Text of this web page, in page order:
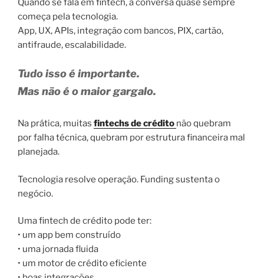
Quando se fala em fintech, a conversa quase sempre
começa pela tecnologia.
App, UX, APIs, integração com bancos, PIX, cartão,
antifraude, escalabilidade.
Tudo isso é importante.
Mas não é o maior gargalo.
Na prática, muitas fintechs de crédito não quebram
por falha técnica, quebram por estrutura financeira mal
planejada.
Tecnologia resolve operação. Funding sustenta o
negócio.
Uma fintech de crédito pode ter:
• um app bem construído
• uma jornada fluida
• um motor de crédito eficiente